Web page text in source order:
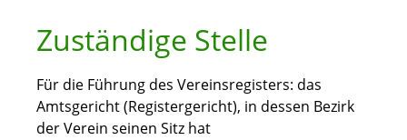
Zuständige Stelle
Für die Führung des Vereinsregisters: das
Amtsgericht (Registergericht), in dessen Bezirk
der Verein seinen Sitz hat